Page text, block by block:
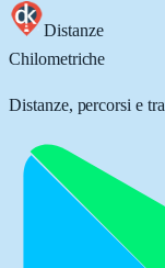
Distanze
Chilometriche
Distanze, percorsi e